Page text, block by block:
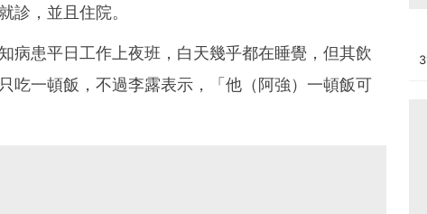
診，並且住院。
病患平日工作上夜班，白天幾乎都在睡覺，但其飲
吃一頓飯，不過李露表示，「他（阿強）一頓飯可